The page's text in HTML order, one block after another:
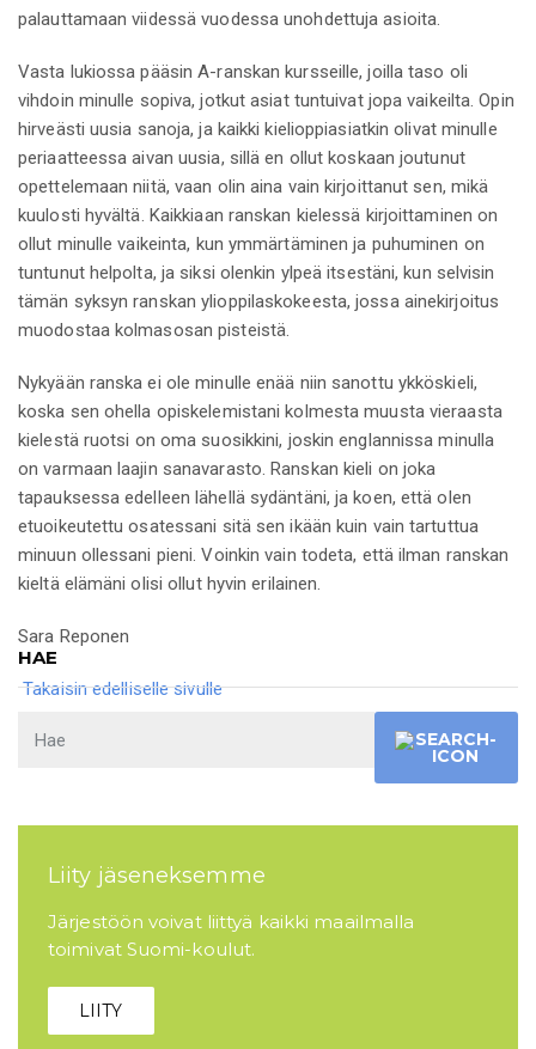
palauttamaan viidessä vuodessa unohdettuja asioita.
Vasta lukiossa pääsin A-ranskan kursseille, joilla taso oli
vihdoin minulle sopiva, jotkut asiat tuntuivat jopa vaikeilta. Opin
hirveästi uusia sanoja, ja kaikki kielioppiasiatkin olivat minulle
periaatteessa aivan uusia, sillä en ollut koskaan joutunut
opettelemaan niitä, vaan olin aina vain kirjoittanut sen, mikä
kuulosti hyvältä. Kaikkiaan ranskan kielessä kirjoittaminen on
ollut minulle vaikeinta, kun ymmärtäminen ja puhuminen on
tuntunut helpolta, ja siksi olenkin ylpeä itsestäni, kun selvisin
tämän syksyn ranskan ylioppilaskokeesta, jossa ainekirjoitus
muodostaa kolmasosan pisteistä.
Nykyään ranska ei ole minulle enää niin sanottu ykköskieli,
koska sen ohella opiskelemistani kolmesta muusta vieraasta
kielestä ruotsi on oma suosikkini, joskin englannissa minulla
on varmaan laajin sanavarasto. Ranskan kieli on joka
tapauksessa edelleen lähellä sydäntäni, ja koen, että olen
etuoikeutettu osatessani sitä sen ikään kuin vain tartuttua
minuun ollessani pieni. Voinkin vain todeta, että ilman ranskan
kieltä elämäni olisi ollut hyvin erilainen.
Sara Reponen
Takaisin edelliselle sivulle
HAE
Liity jäseneksemme
Järjestöön voivat liittyä kaikki maailmalla
toimivat Suomi-koulut.
LIITY